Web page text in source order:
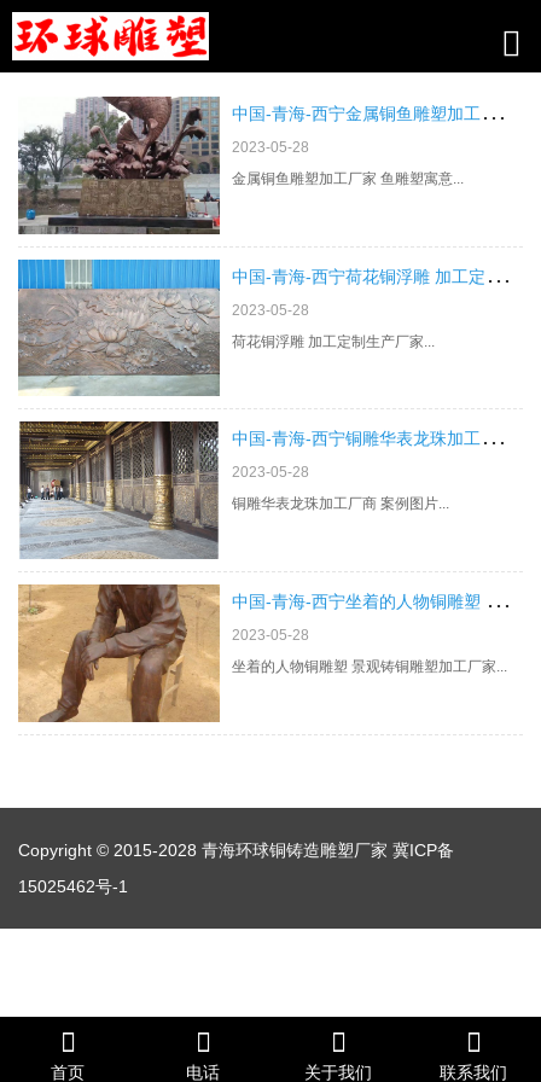
中
国-青海-西宁金属铜鱼雕塑加工厂家 鱼雕塑寓意
2023-05-28
金属铜鱼雕塑加工厂家 鱼雕塑寓意...
中
国-青海-西宁荷花铜浮雕 加工定制生产厂家
2023-05-28
荷花铜浮雕 加工定制生产厂家...
中
国-青海-西宁铜雕华表龙珠加工厂商 案例图片
2023-05-28
铜雕华表龙珠加工厂商 案例图片...
中
国-青海-西宁坐着的人物铜雕塑 景观铸铜雕塑加工厂家
2023-05-28
坐着的人物铜雕塑 景观铸铜雕塑加工厂家...
Copyright © 2015-2028 青海环球铜铸造雕塑厂家 冀ICP备
15025462号-1
首页 电话 关于我们 联系我们